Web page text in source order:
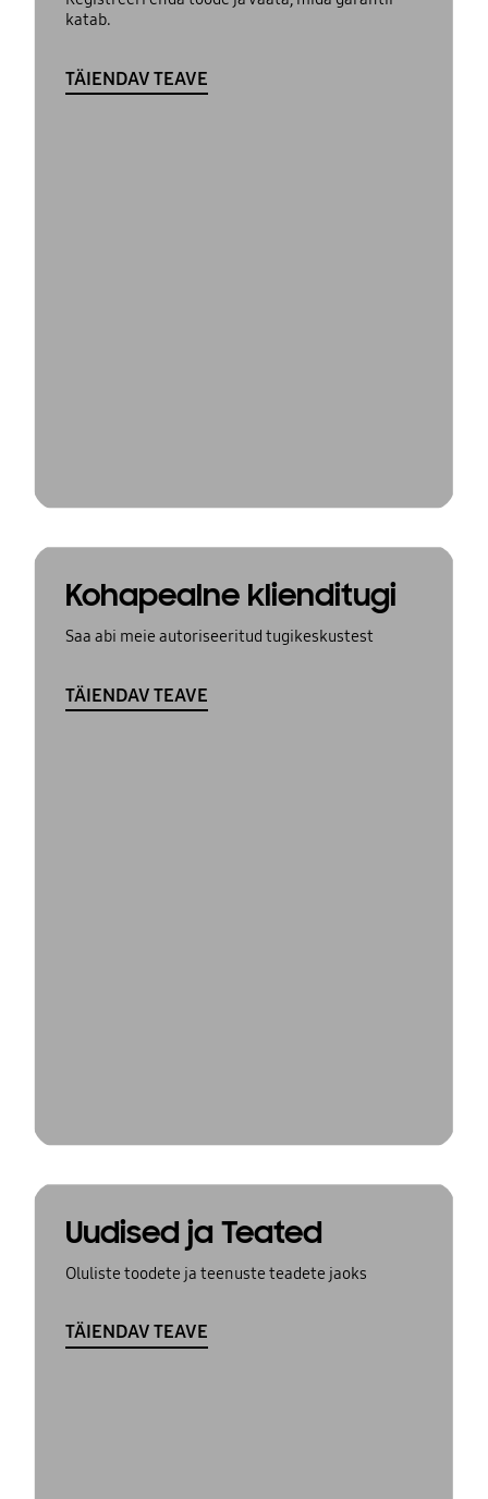
katab.
TÄIENDAV TEAVE
Kohapealne klienditugi
Saa abi meie autoriseeritud tugikeskustest
TÄIENDAV TEAVE
Uudised ja Teated
Oluliste toodete ja teenuste teadete jaoks
TÄIENDAV TEAVE